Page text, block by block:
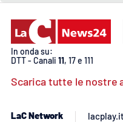
Buona Sanità
LA
CALABRIAVISIONE
Destinazioni
Eventi
In onda su:
DTT - Canali 11, 17 e 111
Scarica tutte le nostre
LaC Network
lacplay.it